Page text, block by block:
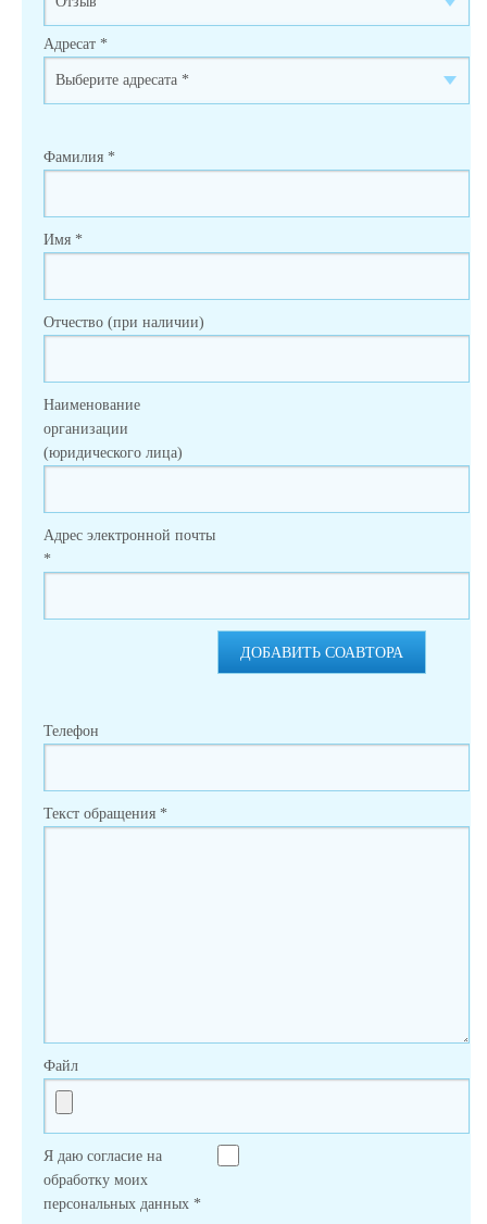
Адресат *
Фамилия *
Имя *
Отчество (при наличии)
Наименование
организации
(юридического лица)
Адрес электронной почты
*
ДОБАВИТЬ СОАВТОРА
Телефон
Текст обращения *
Файл
Я даю согласие на
обработку моих
персональных данных *